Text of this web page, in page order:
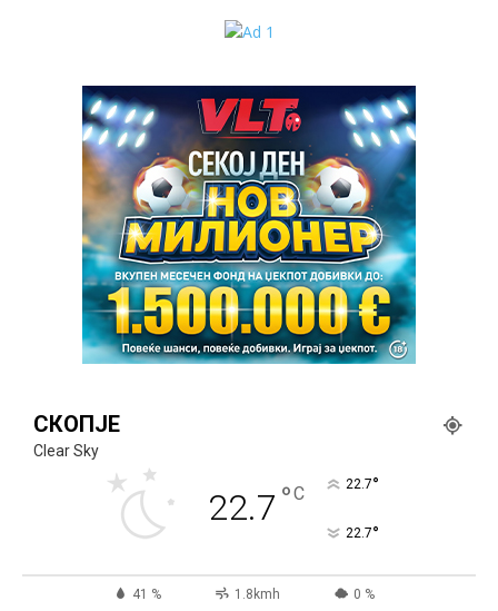
СКОПЈЕ
Clear Sky
22.7 °C 22.7°
22.7°
41 % 1.8kmh 0 %